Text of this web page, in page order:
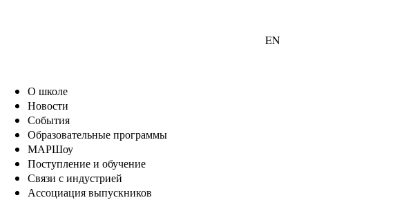
EN
О школе
Новости
События
Образовательные программы
МАРШоу
Поступление и обучение
Связи с индустрией
Ассоциация выпускников